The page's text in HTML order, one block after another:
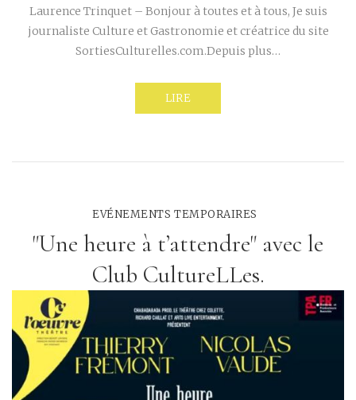
Laurence Trinquet – Bonjour à toutes et à tous, Je suis
journaliste Culture et Gastronomie et créatrice du site
SortiesCulturelles.com.Depuis plus…
LIRE
EVÉNEMENTS TEMPORAIRES
"Une heure à t’attendre" avec le
Club CultureLLes.